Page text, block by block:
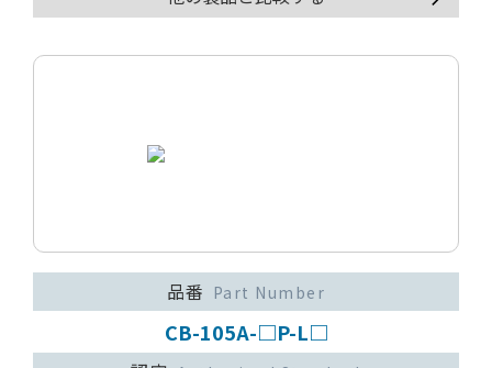
品番 Part Number
CB-105A-□P-L□